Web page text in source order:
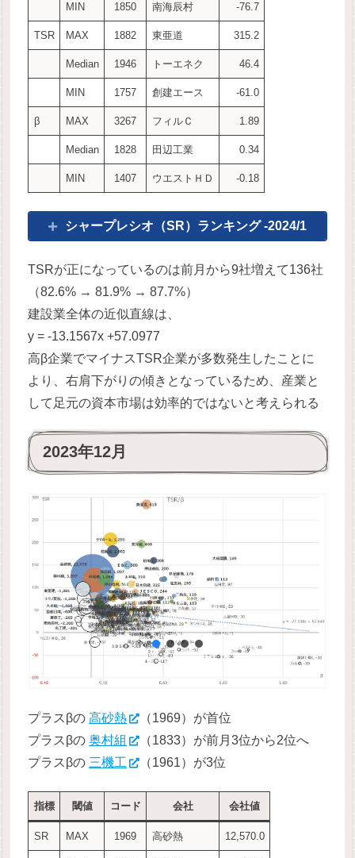
MIN 1850 南海辰村 -76.7
TSR MAX 1882 東亜道 315.2
Median 1946 トーエネク 46.4
MIN 1757 創建エース -61.0
β MAX 3267 フィルＣ 1.89
Median 1828 田辺工業 0.34
MIN 1407 ウエストＨＤ -0.18
シャープレシオ（SR）ランキング -2024/1
TSRが正になっているのは前月から9社増えて136社
（82.6% → 81.9% → 87.7%）
建設業全体の近似直線は、
y = -13.1567x +57.0977
高β企業でマイナスTSR企業が多数発生したことに
より、右肩下がりの傾きとなっているため、産業と
して足元の資本市場は効率的ではないと考えられる
2023年12月
プラスβの高砂熱
（1969）が首位
プラスβの奥村組
（1833）が前月3位から2位へ
プラスβの 三機工 （1961）が3位
指標 閾値 コード 会社 会社値
SR MAX 1969 高砂熱 12,570.0